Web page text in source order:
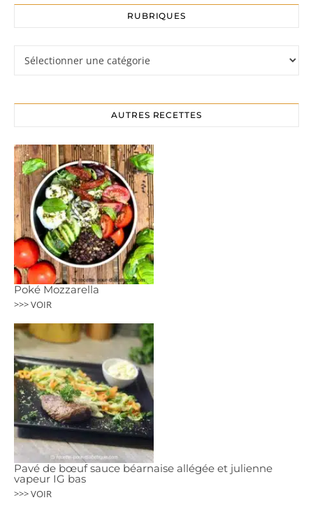
RUBRIQUES
AUTRES RECETTES
Poké Mozzarella
>>> VOIR
Pavé de bœuf sauce béarnaise allégée et julienne
vapeur IG bas
>>> VOIR